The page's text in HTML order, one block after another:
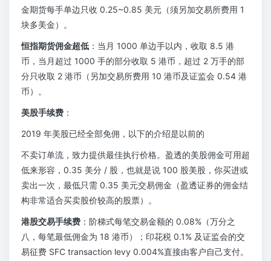
金期货每手单边只收 0.25~0.85 美元（须另加交易所费用 1
块多美金）。
恒指期货佣金超低 ：当月 1000 单边手以内，收取 8.5 港
币，当月超过 1000 手的部分收取 5 港币，超过 2 万手的部
分只收取 2 港币（另加交易所费用 10 港币及证监会 0.54 港
币）。
美股手续费 ：
2019 年美股已经全部免佣，以下的介绍是以前的
不卖订单流，致力提供最佳执行价格。盈透的美股佣金可用超
低来形容，0.35 美分 / 股，也就是说 100 股美股，你买进或
卖出一次，最低只需 0.35 美元交易佣金（盈透证券的佣金结
构非常适合买卖股价较高的股票）。
港股交易手续费 ：阶梯式每笔交易金额的 0.08%（万分之
八，每笔最低佣金为 18 港币）；印花税 0.1% 及证监会的交
易征费 SFC transaction levy 0.004%直接由客户自己支付。